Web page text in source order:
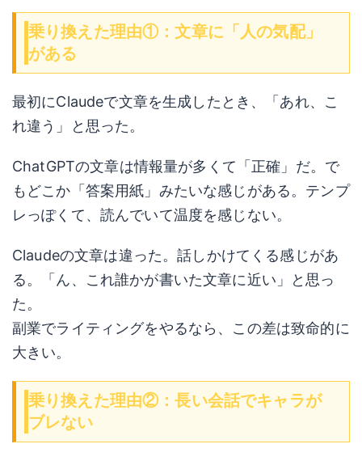
乗り換えた理由①：文章に「人の気配」
がある
最初にClaudeで文章を生成したとき、「あれ、こ
れ違う」と思った。
ChatGPTの文章は情報量が多くて「正確」だ。で
もどこか「答案用紙」みたいな感じがある。テンプ
レっぽくて、読んでいて温度を感じない。
Claudeの文章は違った。話しかけてくる感じがあ
る。「ん、これ誰かが書いた文章に近い」と思っ
た。
副業でライティングをやるなら、この差は致命的に
大きい。
乗り換えた理由②：長い会話でキャラが
ブレない